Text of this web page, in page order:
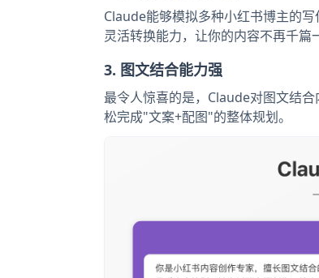
Claude能够模拟多种小红书博主的
灵活转换能力，让你的内容不再千篇
3. 图文结合能力强
最令人惊喜的是，Claude对图文结
松完成"文案+配图"的整体规划。